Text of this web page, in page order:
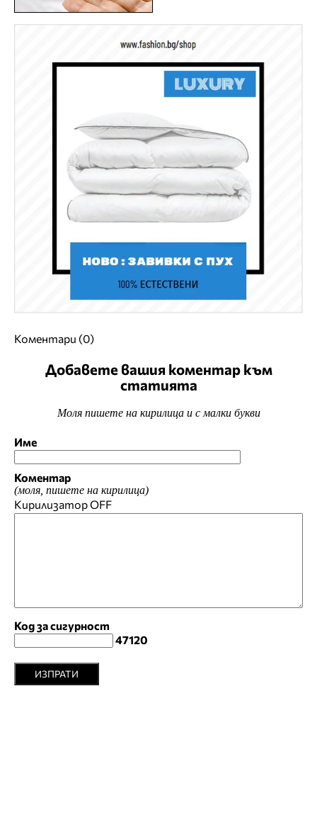
Коментари (0)
Добавете вашия коментар към
статията
Моля пишете на кирилица и с малки букви
Име
Коментар
(моля, пишете на кирилица)
КирилизаторOFF
Код за сигурност
47120
ИЗПРАТИ